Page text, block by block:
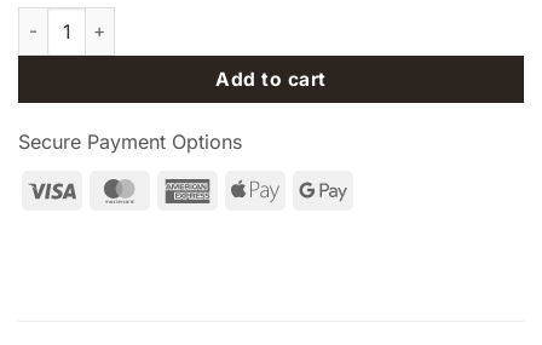
CPAP Store USA® Ginseng Five Treasures Herbal Tea with
Add to cart
Secure Payment Options
Visa
MasterCardAmericanApple Google